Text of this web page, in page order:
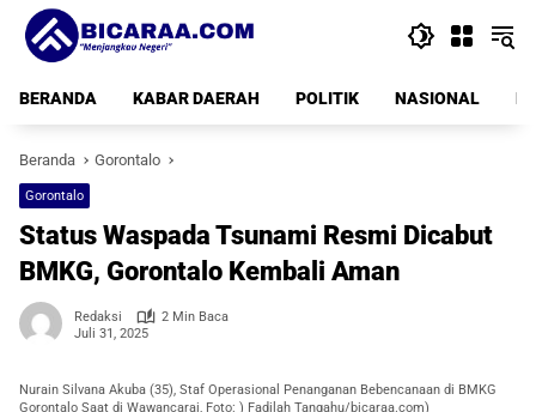
Langsung
konten
BERANDA
KABAR DAERAH POLITIK NASIONAL
Beranda Gorontalo
Gorontalo
Status Waspada Tsunami Resmi Dicabut
BMKG, Gorontalo Kembali Aman
Redaksi
2 Min Baca
Juli 31, 2025
Nurain Silvana Akuba (35), Staf Operasional Penanganan Bebencanaan di BMKG
Gorontalo Saat di Wawancarai, Foto: ) Fadilah Tangahu/bicaraa.com)